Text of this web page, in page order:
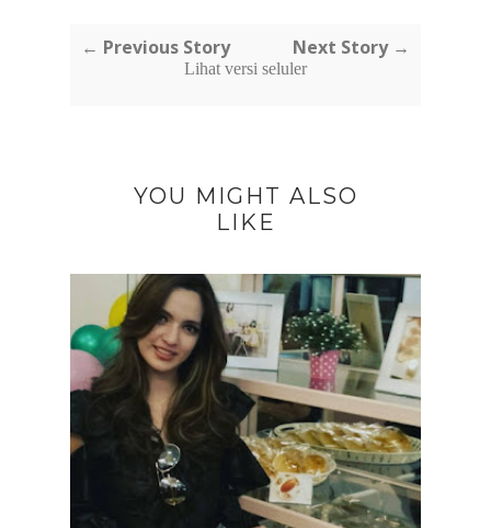
← Previous Story Next Story →
Lihat versi seluler
YOU MIGHT ALSO
LIKE